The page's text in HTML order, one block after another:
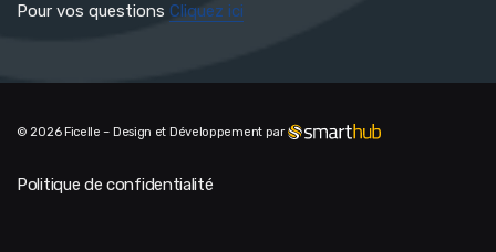
Pour vos questions Cliquez ici
© 2026 Ficelle – Design et Développement par
Politique de confidentialité